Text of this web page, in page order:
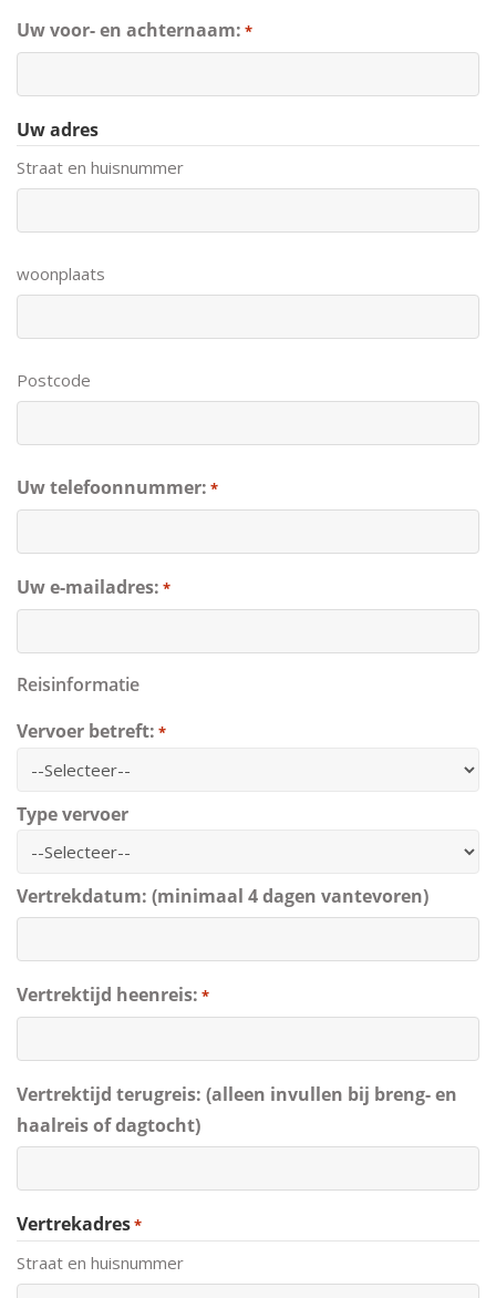
Uw voor- en achternaam: *
Uw adres
Straat en huisnummer
woonplaats
Postcode
Uw telefoonnummer: *
Uw e-mailadres: *
Reisinformatie
Vervoer betreft: *
Type vervoer
Vertrekdatum: (minimaal 4 dagen vantevoren)
Vertrektijd heenreis: *
Vertrektijd terugreis: (alleen invullen bij breng- en
haalreis of dagtocht)
Vertrekadres*
Straat en huisnummer